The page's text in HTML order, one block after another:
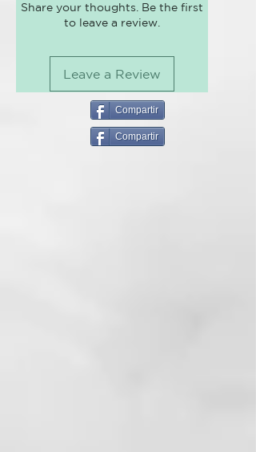
para regenerar su piel. La esponja
vegetal elimina las células
circulación sanguínea, mientras
que el algodón elimina
suavemente el exceso de
productos para el cuidado de la
Share your thoughts. Be the first
to leave a review.
Leave a Review
Compartir
Compartir